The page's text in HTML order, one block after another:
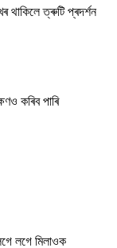
ত্ৰুটি প্ৰদৰ্শন
কৰিব পাৰি
লগে মিলাওক